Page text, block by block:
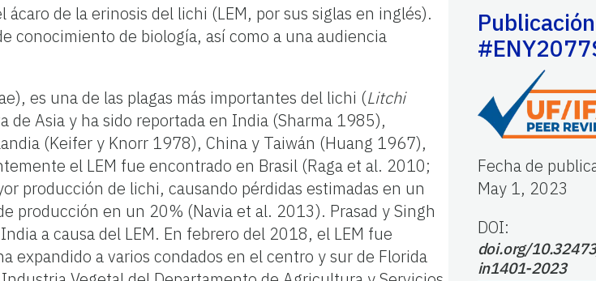
de la erinosis del lichi (LEM, por sus siglas en inglés).
conocimiento de biología, así como a una audiencia
es una de las plagas más importantes del lichi (Litchi
de Asia y ha sido reportada en India (Sharma 1985),
(Keifer y Knorr 1978), China y Taiwán (Huang 1967),
el LEM fue encontrado en Brasil (Raga et al. 2010;
producción de lichi, causando pérdidas estimadas en un
producción en un 20% (Navia et al. 2013). Prasad y Singh
a causa del LEM. En febrero del 2018, el LEM fue
expandido a varios condados en el centro y sur de Florida
Publicación
Fecha de
May 1, 2023
DOI:
doi.org/
in1401-2023